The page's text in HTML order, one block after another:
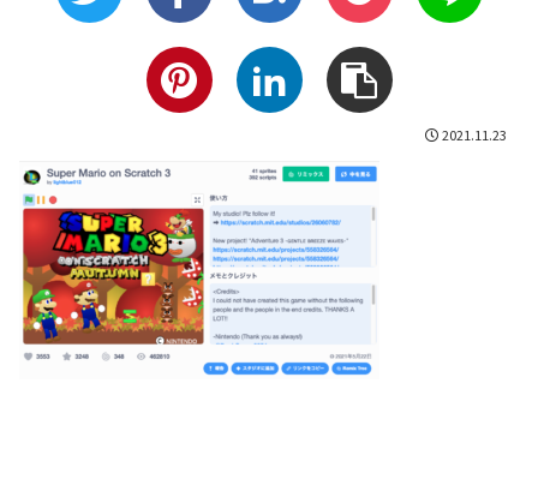
2021.11.23